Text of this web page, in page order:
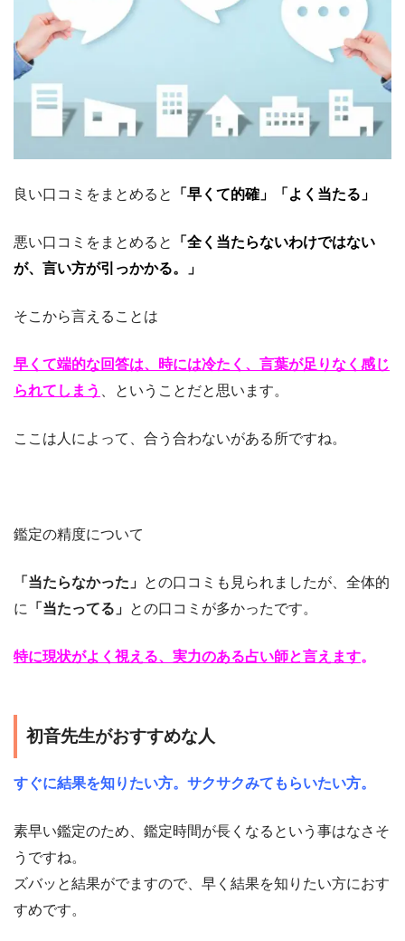
良い口コミをまとめると 「早くて的確」「よく当たる」
悪い口コミをまとめると
「全く当たらないわけではない
が、言い方が引っかかる。」
そこから言えることは
早くて端的な回答は、時には冷たく、言葉が足りなく感じ
られてしまう
、ということだと思います。
ここは人によって、合う合わないがある所ですね。
鑑定の精度について
「当たらなかった」 との口コミも見られましたが、全体的
に
「当たってる」 との口コミが多かったです。
特に現状がよく視える、実力のある占い師と言えます。
初音先生がおすすめな人
すぐに結果を知りたい方。サクサクみてもらいたい方。
素早い鑑定のため、鑑定時間が長くなるという事はなさそ
うですね。
ズバッと結果がでますので、早く結果を知りたい方におす
すめです。